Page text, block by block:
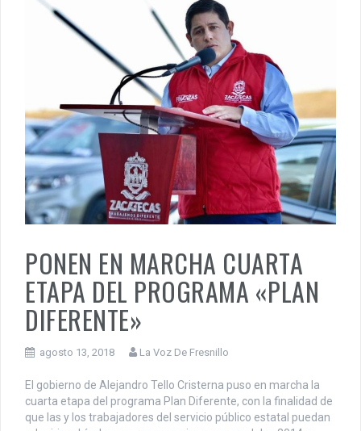
PONEN EN MARCHA CUARTA
ETAPA DEL PROGRAMA «PLAN
DIFERENTE»
agosto 13, 2018 La Voz De Fresnillo
El gobierno de Alejandro Tello Cristerna puso en marcha la
cuarta etapa del programa Plan Diferente, con la finalidad de
que las y los trabajadores del servicio público estatal puedan